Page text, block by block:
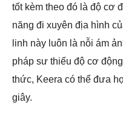
tốt kèm theo đó là độ cơ
năng đi xuyên địa hình
linh này luôn là nỗi ám
pháp sư thiếu độ cơ
thức, Keera có thể đưa
giây.